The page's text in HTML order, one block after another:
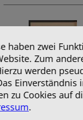
haben zwei
Zum
werden
Einverständnis
zu Cookies auf
.